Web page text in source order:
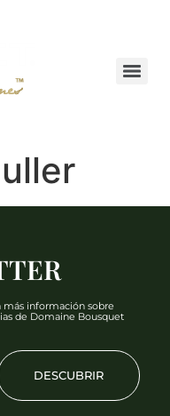
más información sobre
de Domaine Bousquet
DESCUBRIR